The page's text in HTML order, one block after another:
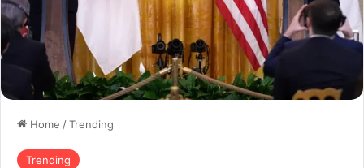
Home /Trending
Trending